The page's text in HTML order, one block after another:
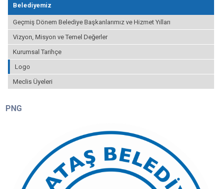
Belediyemiz
Geçmiş Dönem Belediye Başkanlarımız ve Hizmet Yılları
Vizyon, Misyon ve Temel Değerler
Kurumsal Tarihçe
Logo
Meclis Üyeleri
PNG